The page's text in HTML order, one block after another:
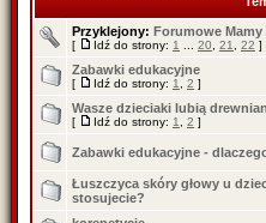
Przyklejony: Forumowe
[ Idź do strony: 1 20 21 22 ]
Zabawki edukacyjne
[ Idź do strony: 1 2 ]
Wasze dzieciaki lubią
[ Idź do strony: 1 2 ]
Zabawki edukacyjne -
Łuszczyca skóry głowy u
stosujecie?